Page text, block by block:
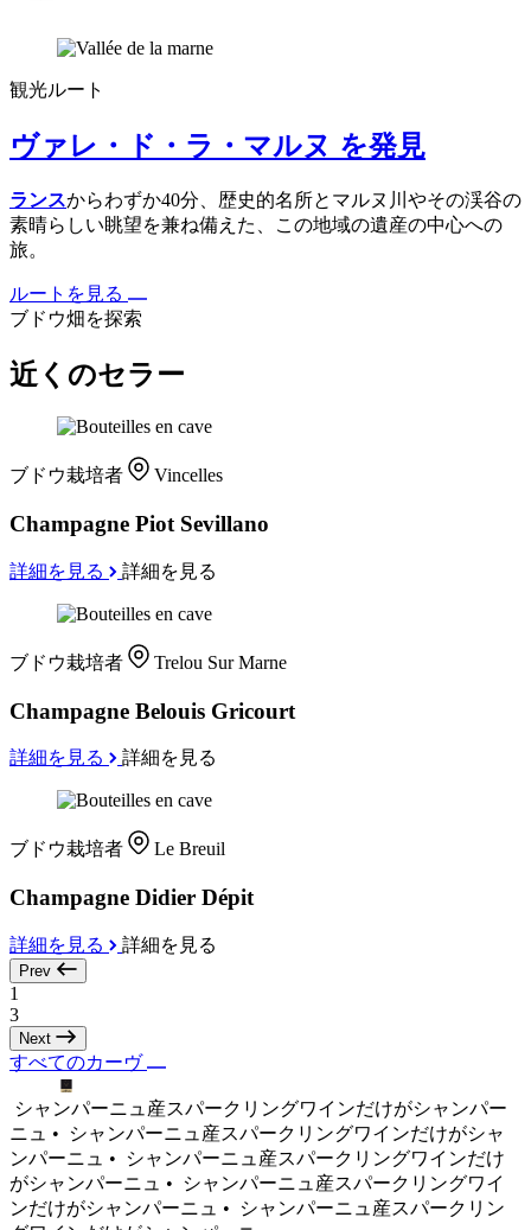
観光ルート
ヴァレ・ド・ラ・マルヌ を発見
ランスからわずか40分、歴史的名所とマルヌ川やその渓谷の
素晴らしい眺望を兼ね備えた、この地域の遺産の中心への
旅。
ルートを見る
ブドウ畑を探索
近くのセラー
ブドウ栽培者 Vincelles
Champagne Piot Sevillano
詳細を見る 詳細を見る
ブドウ栽培者 Trelou Sur Marne
Champagne Belouis Gricourt
詳細を見る 詳細を見る
ブドウ栽培者 Le Breuil
Champagne Didier Dépit
詳細を見る 詳細を見る
Prev
1
3
Next
すべてのカーヴ
シャンパーニュ産スパークリングワインだけがシャンパー
ニュ •
シャンパーニュ産スパークリングワインだけがシャ
ンパーニュ •
シャンパーニュ産スパークリングワインだけ
がシャンパーニュ •
シャンパーニュ産スパークリングワイ
ンだけがシャンパーニュ •
シャンパーニュ産スパークリン